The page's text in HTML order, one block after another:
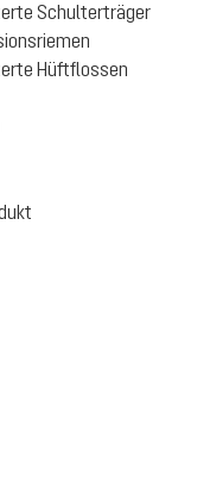
Schulterträger
Hüftflossen